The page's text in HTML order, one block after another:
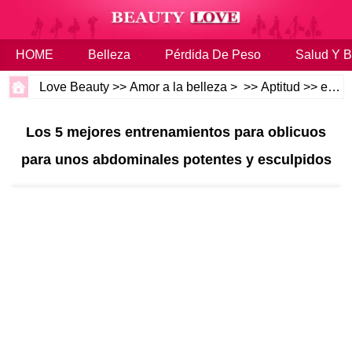
HOME Belleza Pérdida De Peso Salud Y
Love Beauty >>Amor a la belleza > >>Aptitud >>entrenamientos
Los 5 mejores entrenamientos para oblicuos
para unos abdominales potentes y esculpidos